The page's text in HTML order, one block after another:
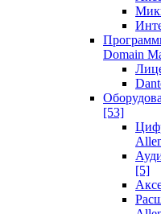
Domain
[53]
[5]